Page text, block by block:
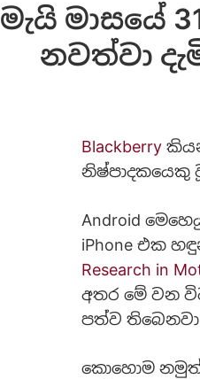
මැයි මාසයේ
නවත්වා
Blackberry
නිෂ්පාදකයෙකු
Android
iPhone එක
Research in
අතර මේ වන
පත්ව
කොහොම නමුත්